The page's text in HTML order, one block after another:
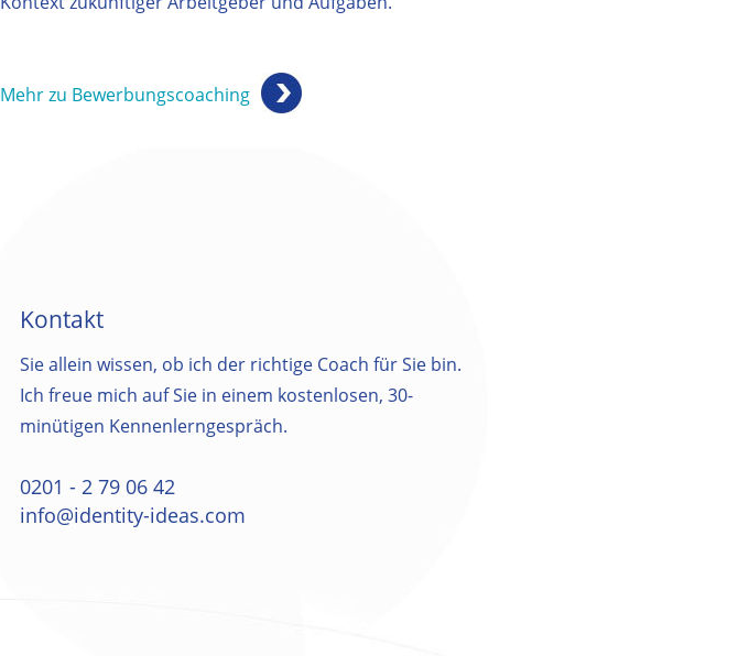
Mehr zu Bewerbungscoaching
Kontakt
Sie allein wissen, ob ich der richtige Coach für Sie bin.
Ich freue mich auf Sie in einem kostenlosen, 30-
minütigen Kennenlerngespräch.
0201 - 2 79 06 42
info@identity-ideas.com